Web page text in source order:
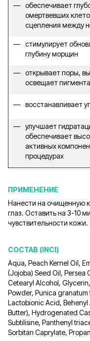
обеспечивает
омертвевших
сцепления между
стимулирует
глубину морщин
открывает поры,
освещает
восстанавливает
улучшает
обеспечивает
активных
процедурах
ПРИМЕНЕНИЕ
Нанести на очищенную
глаз. Оставить на 3-10
чувствительности
СОСТАВ (INCI)
Aqua, Peach Kernel Oil,
(Jojoba) Seed Oil, Рersea
Cetearyl Alcohol,
Powder, Punica
Lactobionic Acid, Behenyl
Butter), Hydrogenated
Subtilisine, Panthenyl
Sorbitan Caprylate,